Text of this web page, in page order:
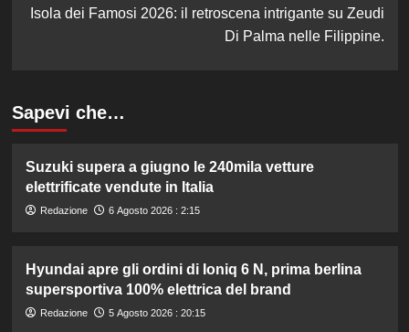
Isola dei Famosi 2026: il retroscena intrigante su Zeudi
Di Palma nelle Filippine.
Sapevi che…
Suzuki supera a giugno le 240mila vetture
elettrificate vendute in Italia
Redazione 6 Agosto 2026 : 2:15
Hyundai apre gli ordini di Ioniq 6 N, prima berlina
supersportiva 100% elettrica del brand
Redazione 5 Agosto 2026 : 20:15